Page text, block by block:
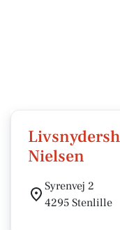
Nielsen
Syrenvej 2
4295 Stenlille